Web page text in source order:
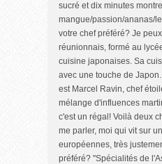
sucré et dix minutes
mangue/passion/ananas/
votre chef préféré? Je
réunionnais, formé au
cuisine japonaises. Sa
avec une touche de
est Marcel Ravin, chef
mélange d'influences
c'est un régal! Voilà deux
me parler, moi qui vit sur
européennes, très
préféré? "Spécialités de